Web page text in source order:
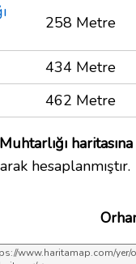
258 Metre
434 Metre
462 Metre
haritasına
hesaplanmıştır.